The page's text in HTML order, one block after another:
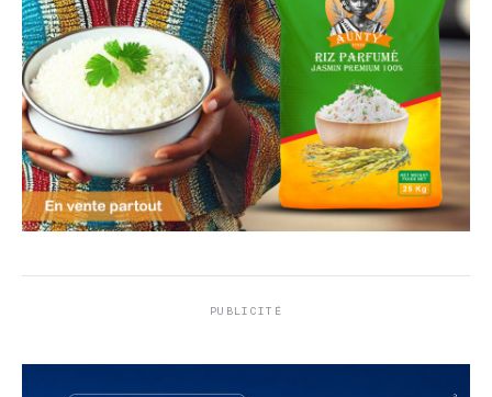
PUBLICITÉ